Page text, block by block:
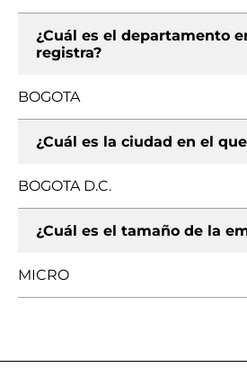
¿Cuál es el departamento
registra?
BOGOTA
¿Cuál es la ciudad en el
BOGOTA D.C.
¿Cuál es el tamaño de la
MICRO